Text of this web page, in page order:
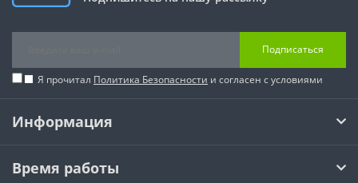
Подписаться
Я прочитал Политика Безопасности и согласен с условиями
Информация
Время работы